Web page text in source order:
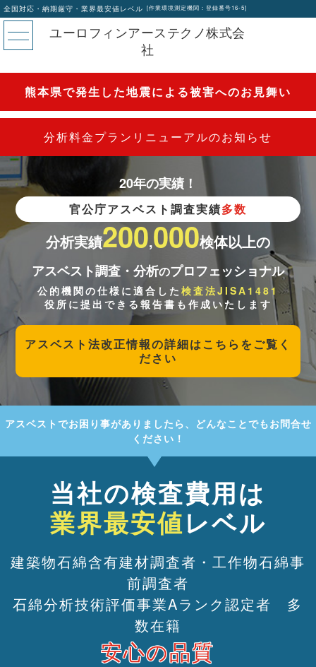
全国対応・納期厳守・業界最安値レベル [作業環境測定機関：登録番号16-5]
ユーロフィンアーステクノ株式会
社
熊本県で発生した地震による被害へのお見舞い
分析料金プランリニューアルのお知らせ
20年の実績！
官公庁アスベスト調査実績多数
分析実績200,000検体以上の
アスベスト調査・分析のプロフェッショナル
公的機関の仕様に適合した 検査法JISA1481
役所に提出できる報告書も作成いたします
アスベスト 法改正情報の詳細はこちらをご覧く
ださい
アスベストでお困り事がありましたら、どんなことでもお問合せ
ください！
当社の検査費用は
業界最安値レベル
建築物石綿含有建材調査者・工作物石綿事
前調査者
石綿分析技術評価事業Aランク認定者 多
数在籍
安心の品質